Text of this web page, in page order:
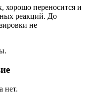
хорошо переносится и
реакций. До
не
нет.